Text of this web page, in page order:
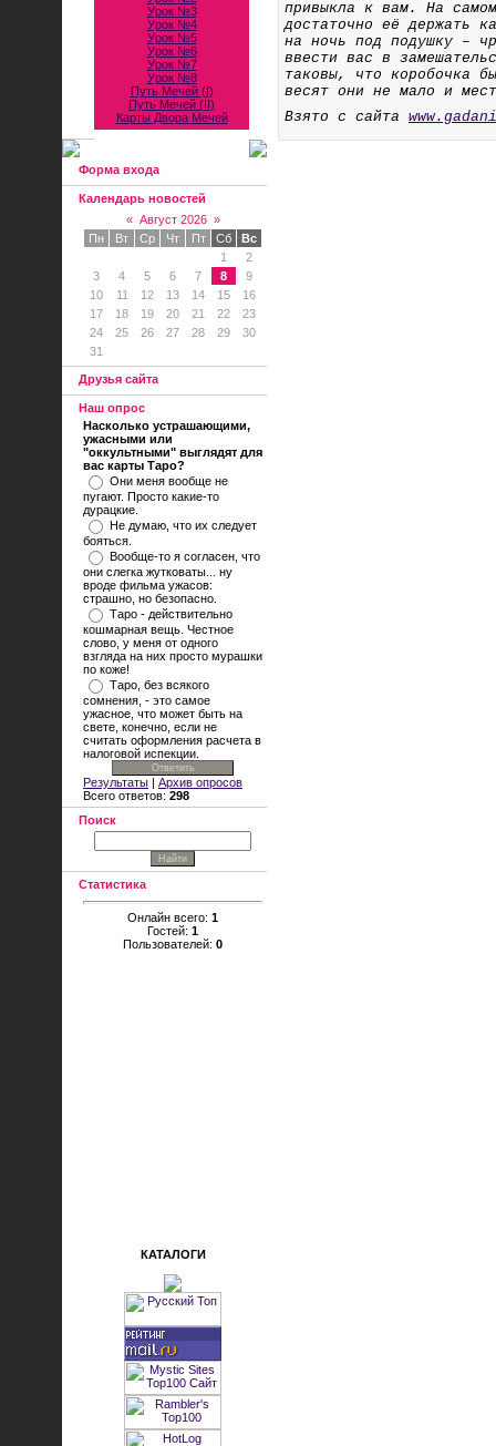
Урок №3
Урок №4
Урок №5
Урок №6
Урок №7
Урок №8
Путь Мечей (I)
Путь Мечей (II)
Карты Двора Мечей
Форма входа
Календарь новостей
« Август 2026 »
Пн
Вт Ср Чт Пт Сб
Вс
1
2
3
4 5 6 7 8
9
10
11 12 13 14 15
16
17
18 19 20 21 22
23
24
25 26 27 28 29
30
31
Друзья сайта
Наш опрос
Насколько устрашающими,
ужасными или
"оккультными" выглядят для
вас карты Таро?
Они меня вообще не
пугают. Просто какие-то
дурацкие.
Не думаю, что их следует
бояться.
Вообще-то я согласен, что
они слегка жутковаты... ну
вроде фильма ужасов:
страшно, но безопасно.
Таро - действительно
кошмарная вещь. Честное
слово, у меня от одного
взгляда на них просто мурашки
по коже!
Таро, без всякого
сомнения, - это самое
ужасное, что может быть на
свете, конечно, если не
считать оформления расчета в
налоговой испекции.
Результаты | Архив опросов
Всего ответов: 298
Поиск
Статистика
Онлайн всего: 1
Гостей: 1
Пользователей: 0
КАТАЛОГИ
привыкла к вам. На
достаточно её держать
на ночь под подушку –
ввести вас в
таковы, что коробочка
весят они не мало и
Взято с сайта